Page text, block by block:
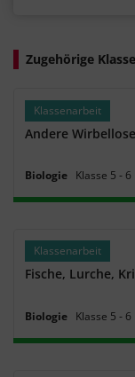
Zugehörige
Klassenarbeit
Andere
Biologie Klasse 5 ‐ 6
Klassenarbeit
Fische, Lurche,
Biologie Klasse 5 ‐ 6